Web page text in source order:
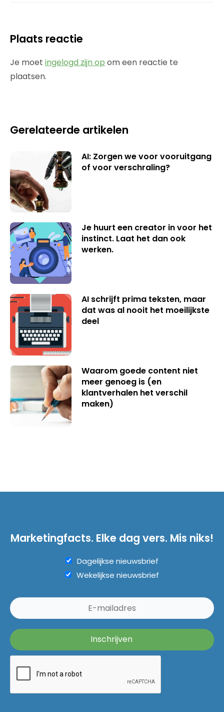
Plaats reactie
Je moet ingelogd zijn op om een reactie te
plaatsen.
Gerelateerde artikelen
AI: Zorgen we voor vooruitgang
of voor verschraling?
Je huurt een creator in voor het
instinct. Laat het dan ook
werken.
AI schrijft prima teksten, maar
dat was al nooit het moeilijkste
deel
Waarom goede content niet
meer genoeg is (en
klantverhalen het verschil
maken)
Marketingfacts. Elke dag vers. Mis niks!
Dagelijkse nieuwsbrief
Wekelijkse nieuwsbrief